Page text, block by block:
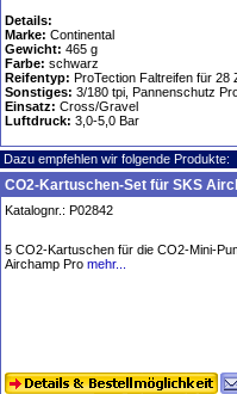
Details:
Marke: Continental
Gewicht: 465 g
Farbe: schwarz
Reifentyp: ProTection Faltreifen für 28
Sonstiges: 3/180 tpi, Pannenschutz
Einsatz: Cross/Gravel
Luftdruck: 3,0-5,0 Bar
Dazu empfehlen wir folgende Produkte:
CO2-Kartuschen-Set für SKS
Katalognr.: P02842
5 CO2-Kartuschen für die CO2-Mini-
Airchamp Pro mehr...